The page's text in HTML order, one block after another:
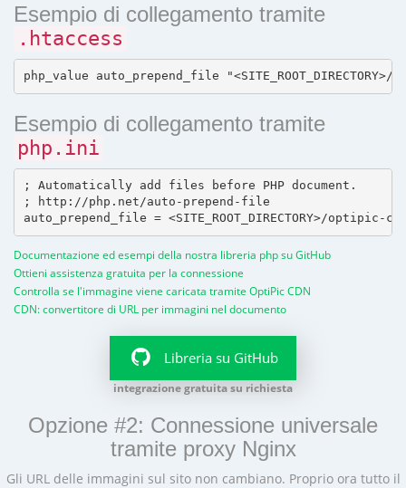
Esempio di collegamento tramite
.htaccess
Esempio di collegamento tramite
php.ini
; Automatically add files before PHP document.
; http://php.net/auto-prepend-file
Documentazione ed esempi della nostra libreria php su GitHub
Ottieni assistenza gratuita per la connessione
Controlla se l'immagine viene caricata tramite OptiPic CDN
CDN: convertitore di URL per immagini nel documento
Libreria su GitHub
integrazione gratuita su richiesta
Opzione #2: Connessione universale
tramite proxy Nginx
Gli URL delle immagini sul sito non cambiano. Proprio ora tutto il